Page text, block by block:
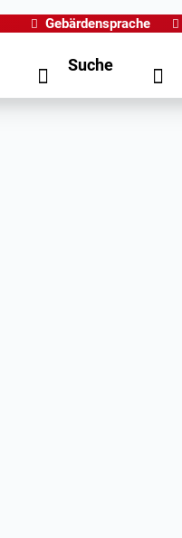
Gebärdensprache
Suche